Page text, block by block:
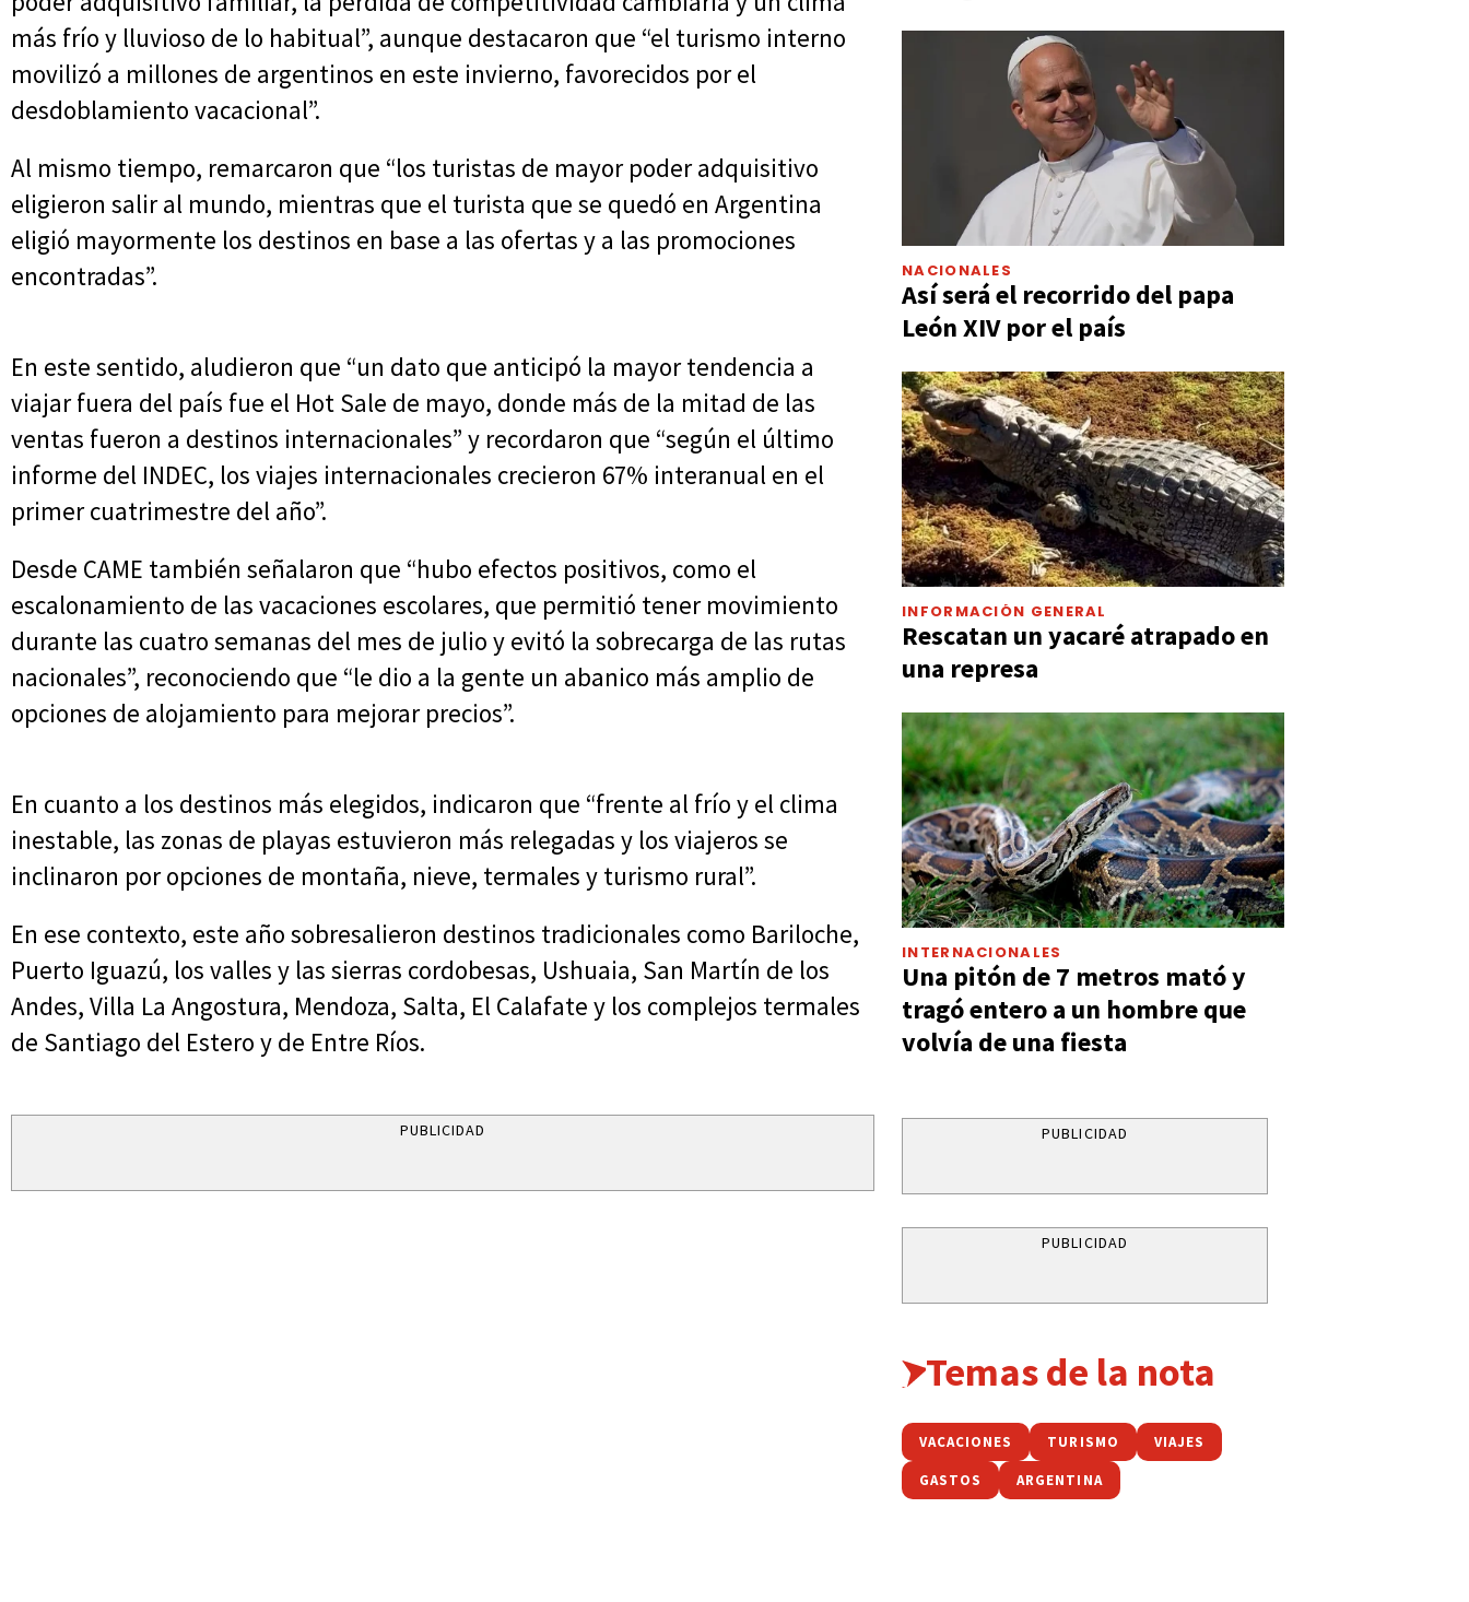
más frío y lluvioso de lo habitual”, aunque destacaron que “el turismo interno
movilizó a millones de argentinos en este invierno, favorecidos por el
desdoblamiento vacacional”.
Al mismo tiempo, remarcaron que “los turistas de mayor poder adquisitivo
eligieron salir al mundo, mientras que el turista que se quedó en Argentina
eligió mayormente los destinos en base a las ofertas y a las promociones
encontradas”.
En este sentido, aludieron que “un dato que anticipó la mayor tendencia a
viajar fuera del país fue el Hot Sale de mayo, donde más de la mitad de las
ventas fueron a destinos internacionales” y recordaron que “según el último
informe del INDEC, los viajes internacionales crecieron 67% interanual en el
primer cuatrimestre del año”.
Desde CAME también señalaron que “hubo efectos positivos, como el
escalonamiento de las vacaciones escolares, que permitió tener movimiento
durante las cuatro semanas del mes de julio y evitó la sobrecarga de las rutas
nacionales”, reconociendo que “le dio a la gente un abanico más amplio de
opciones de alojamiento para mejorar precios”.
En cuanto a los destinos más elegidos, indicaron que “frente al frío y el clima
inestable, las zonas de playas estuvieron más relegadas y los viajeros se
inclinaron por opciones de montaña, nieve, termales y turismo rural”.
En ese contexto, este año sobresalieron destinos tradicionales como Bariloche,
Puerto Iguazú, los valles y las sierras cordobesas, Ushuaia, San Martín de los
Andes, Villa La Angostura, Mendoza, Salta, El Calafate y los complejos termales
de Santiago del Estero y de Entre Ríos.
PUBLICIDAD
NACIONALES
Así será el recorrido del papa
León XIV por el país
INFORMACIÓN GENERAL
Rescatan un yacaré atrapado en
una represa
INTERNACIONALES
Una pitón de 7 metros mató y
tragó entero a un hombre que
volvía de una fiesta
PUBLICIDAD
PUBLICIDAD
Temas de la nota
VACACIONES TURISMO VIAJES
GASTOS ARGENTINA